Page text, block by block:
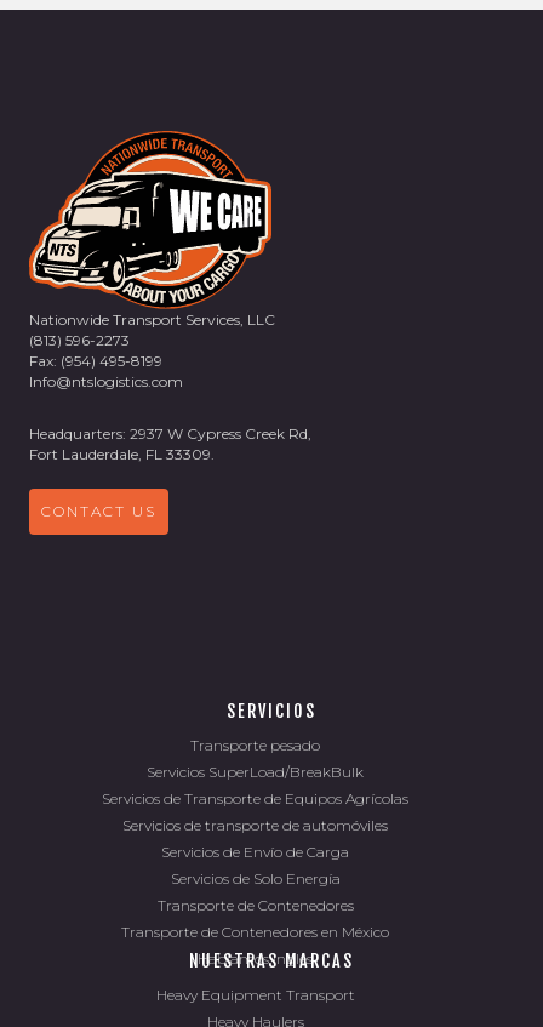
Nationwide Transport Services, LLC
(813) 596-2273
Fax: (954) 495-8199
Info@ntslogistics.com
Headquarters: 2937 W Cypress Creek Rd,
Fort Lauderdale, FL 33309.
CONTACT US
SERVICIOS
Transporte pesado
Servicios SuperLoad/BreakBulk
Servicios de Transporte de Equipos Agrícolas
Servicios de transporte de automóviles
Servicios de Envío de Carga
Servicios de Solo Energía
Transporte de Contenedores
Transporte de Contenedores en México
Hablamos ingles
NUESTRAS MARCAS
Heavy Equipment Transport
Heavy Haulers